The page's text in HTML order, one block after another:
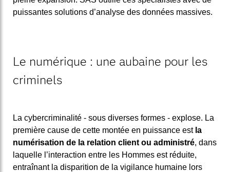
puissantes solutions d’analyse des données massives.
Le numérique : une aubaine pour les
criminels
La cybercriminalité - sous diverses formes - explose. La
première cause de cette montée en puissance est la
numérisation de la relation client ou administré, dans
laquelle l’interaction entre les Hommes est réduite,
entraînant la disparition de la vigilance humaine lors